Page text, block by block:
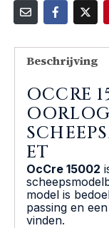
Beschrijving
OCCRE
ET
OcCre 15002
model is
passing en
vinden.